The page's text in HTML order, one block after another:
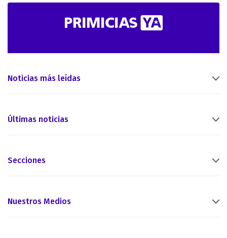
Noticias más leídas
Últimas noticias
Secciones
Nuestros Medios